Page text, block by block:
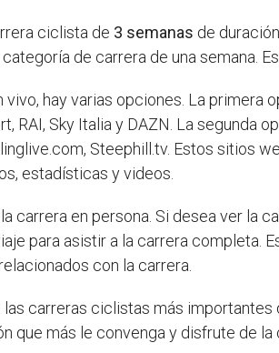
ciclista de 3 semanas de
de carrera de una semana.
vivo, hay varias opciones. La
RAI, Sky Italia y DAZN. La
Steephill.tv. Estos sitios
estadísticas y videos.
carrera en persona. Si desea ver la
para asistir a la carrera completa.
con la carrera.
las carreras ciclistas más
que más le convenga y disfrute de la